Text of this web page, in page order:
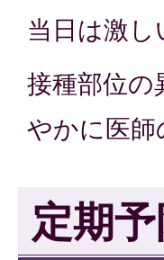
当日は激
接種部位の
やかに医
定期